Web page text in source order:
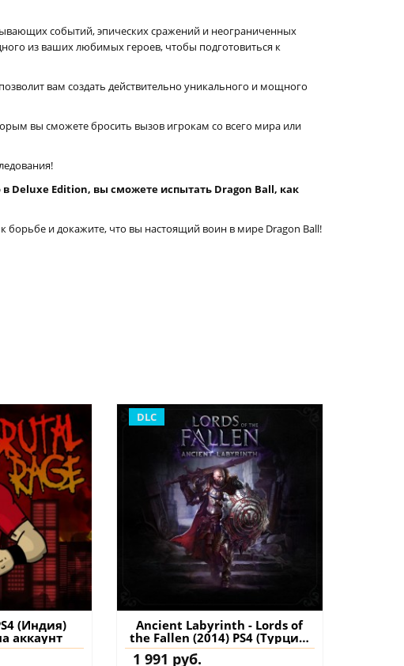
событий, эпических сражений и неограниченных
из ваших любимых героев, чтобы подготовиться к
вам создать действительно уникального и мощного
вы сможете бросить вызов игрокам со всего мира или
Deluxe Edition, вы сможете испытать Dragon Ball, как
борьбе и докажите, что вы настоящий воин в мире Dragon Ball!
(Индия)
аккаунт
DLC
Ancient Labyrinth - Lords of
the Fallen (2014) PS4 (Турция)
купить дополнение на
аккаунт
1 991 руб.